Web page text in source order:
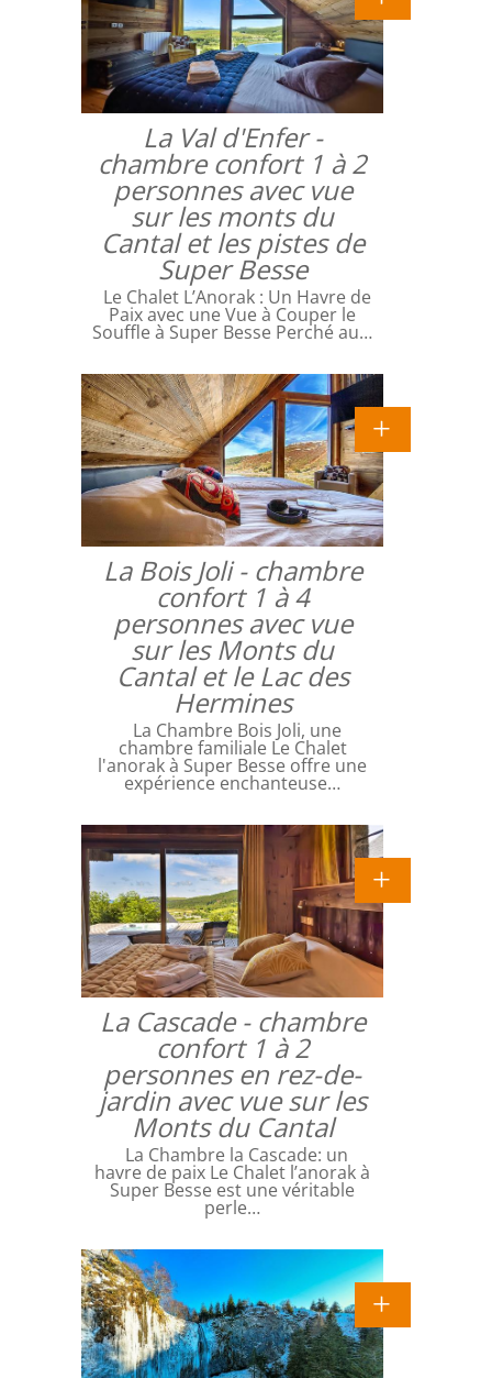
La Val d'Enfer -
chambre confort 1 à 2
personnes avec vue
sur les monts du
Cantal et les pistes de
Super Besse
Le Chalet L’Anorak : Un Havre de
Paix avec une Vue à Couper le
Souffle à Super Besse Perché au…
La Bois Joli - chambre
confort 1 à 4
personnes avec vue
sur les Monts du
Cantal et le Lac des
Hermines
La Chambre Bois Joli, une
chambre familiale Le Chalet
l'anorak à Super Besse offre une
expérience enchanteuse…
La Cascade - chambre
confort 1 à 2
personnes en rez-de-
jardin avec vue sur les
Monts du Cantal
La Chambre la Cascade: un
havre de paix Le Chalet l’anorak à
Super Besse est une véritable
perle…